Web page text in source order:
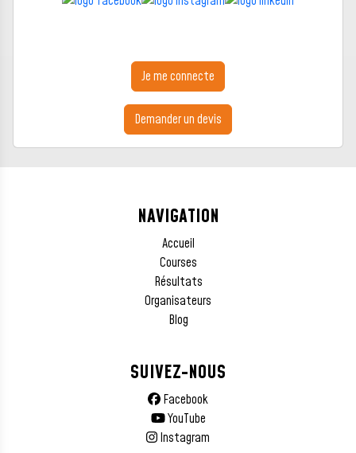
Je me connecte
Demander un devis
NAVIGATION
Accueil
Courses
Résultats
Organisateurs
Blog
SUIVEZ-NOUS
Facebook
YouTube
Instagram